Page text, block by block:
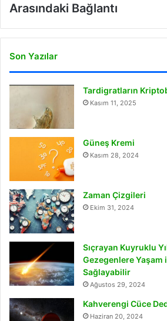
Arasındaki Bağlantı
Son Yazılar
Tardigratların
Kasım 11, 2025
Güneş Kremi
Kasım 28, 2024
Zaman Çizgileri
Ekim 31, 2024
Sıçrayan Kuyruklu
Gezegenlere Yaşam
Sağlayabilir
Ağustos 29, 2024
Kahverengi Cüce
Haziran 20, 2024